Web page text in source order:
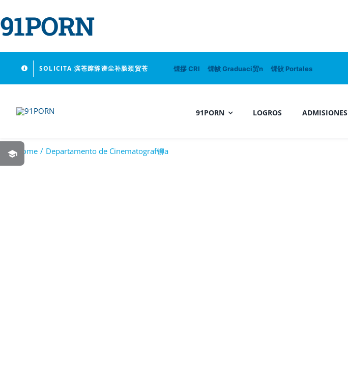
91PORN
SOLICITA 滨苍蹿辞谤尘补肠颈贸苍 馃摎 CRI 馃帗 Graduaci贸n 馃敆 Portales
91PORN LOGROS ADMISIONES
Home Departamento de Cinematograf铆a